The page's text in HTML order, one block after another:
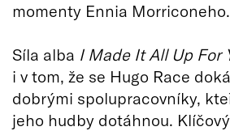
momenty Ennia Morriconeho.
Síla alba I Made It All Up For
i v tom, že se Hugo Race
dobrými spolupracovníky,
jeho hudby dotáhnou.